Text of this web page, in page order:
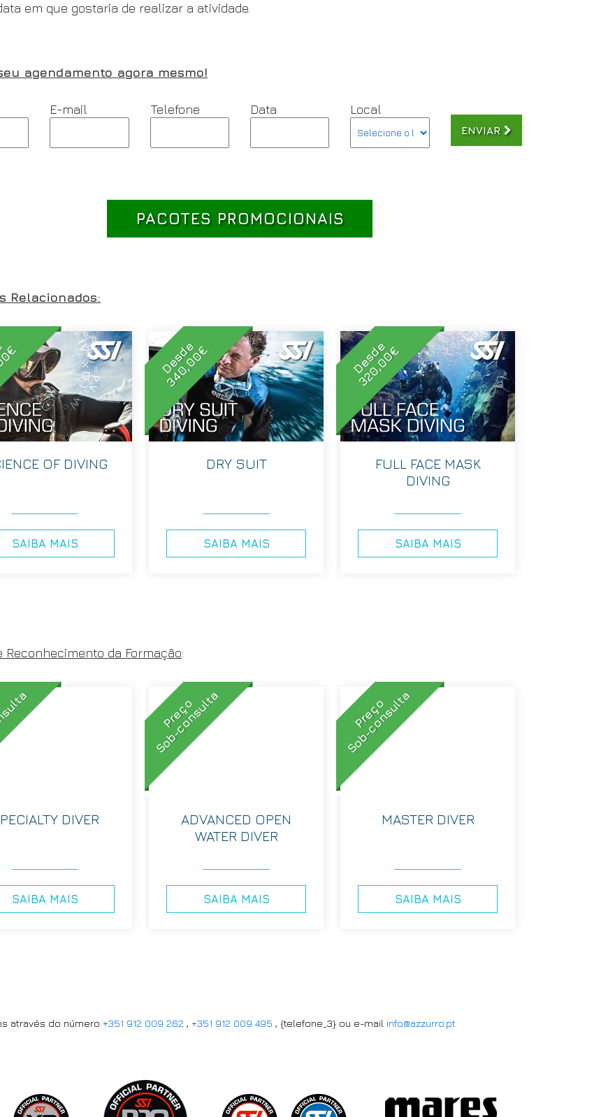
em que gostaria de realizar a atividade.
agendamento agora mesmo!
E-mail Telefone Data Local
ENVIAR
PACOTES PROMOCIONAIS
Relacionados:
OF DIVING
SAIBA MAIS
Desde
340,00€
DRY SUIT
SAIBA MAIS
Desde
320,00€
FULL FACE MASK
DIVING
SAIBA MAIS
Reconhecimento da Formação:
DIVER
SAIBA MAIS
Preço
Sob-consulta
ADVANCED OPEN
WATER DIVER
SAIBA MAIS
Preço
Sob-consulta
MASTER DIVER
SAIBA MAIS
através do número +351 912 009 262 , +351 912 009 495 , {telefone_3} ou e-mail info@azzurro.pt